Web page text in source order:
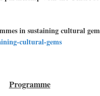
in sustaining cultural
cultural-gems
Programme